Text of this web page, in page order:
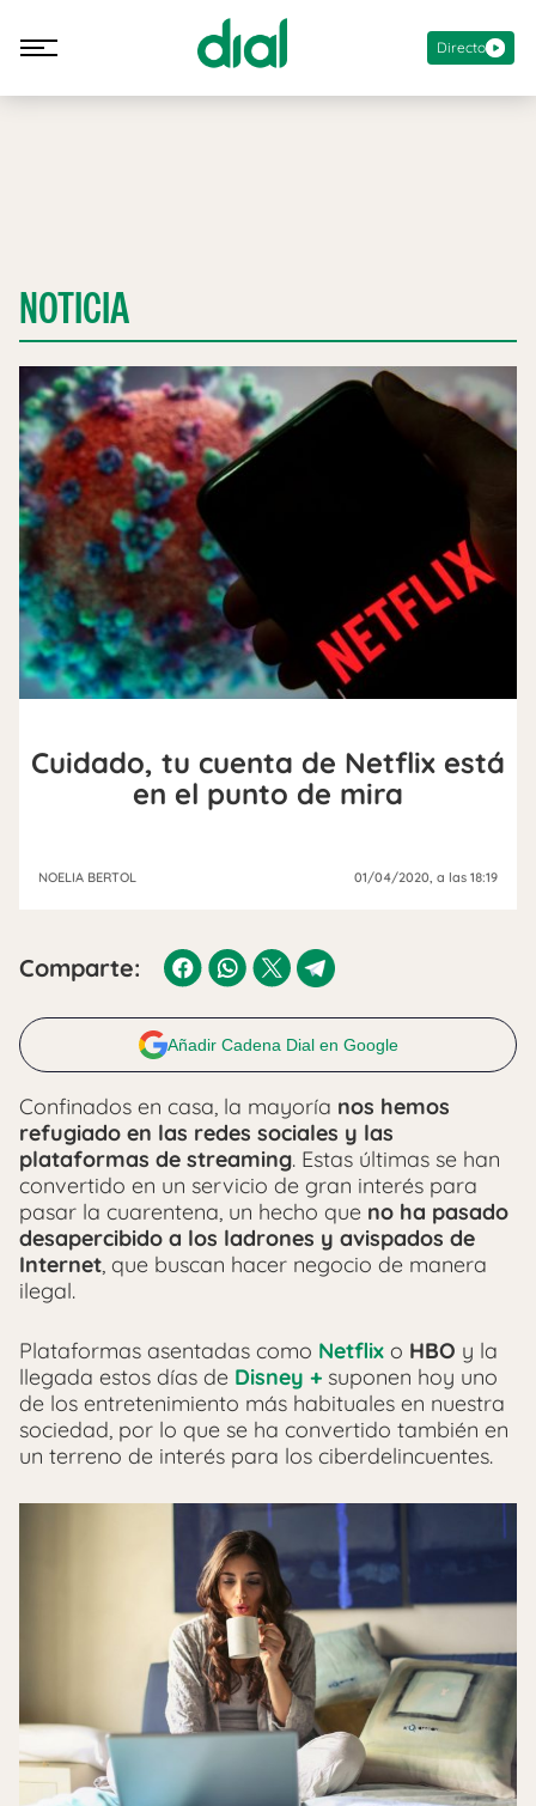
Directo
NOTICIA
Cuidado, tu cuenta de Netflix está
en el punto de mira
NOELIA BERTOL 01/04/2020 , a las 18:19
Comparte:
Añadir Cadena Dial en Google
Confinados en casa, la mayoría nos hemos
refugiado en las redes sociales y las
plataformas de streaming. Estas últimas se han
convertido en un servicio de gran interés para
pasar la cuarentena, un hecho que no ha pasado
desapercibido a los ladrones y avispados de
Internet, que buscan hacer negocio de manera
ilegal.
Plataformas asentadas como Netflix o HBO y la
llegada estos días de Disney + suponen hoy uno
de los entretenimiento más habituales en nuestra
sociedad, por lo que se ha convertido también en
un terreno de interés para los ciberdelincuentes.